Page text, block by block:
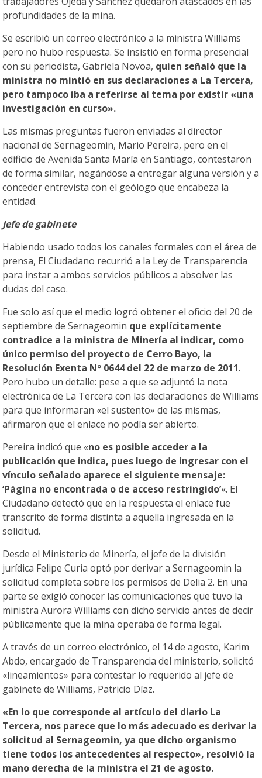
profundidades de la mina.
Se escribió un correo electrónico a la ministra Williams
pero no hubo respuesta. Se insistió en forma presencial
con su periodista, Gabriela Novoa, quien señaló que la
ministra no mintió en sus declaraciones a La Tercera,
pero tampoco iba a referirse al tema por existir «una
investigación en curso».
Las mismas preguntas fueron enviadas al director
nacional de Sernageomin, Mario Pereira, pero en el
edificio de Avenida Santa María en Santiago, contestaron
de forma similar, negándose a entregar alguna versión y a
conceder entrevista con el geólogo que encabeza la
entidad.
Jefe de gabinete
Habiendo usado todos los canales formales con el área de
prensa, El Ciudadano recurrió a la Ley de Transparencia
para instar a ambos servicios públicos a absolver las
dudas del caso.
Fue solo así que el medio logró obtener el oficio del 20 de
septiembre de Sernageomin que explícitamente
contradice a la ministra de Minería al indicar, como
único permiso del proyecto de Cerro Bayo, la
Resolución Exenta Nº 0644 del 22 de marzo de 2011.
Pero hubo un detalle: pese a que se adjuntó la nota
electrónica de La Tercera con las declaraciones de Williams
para que informaran «el sustento» de las mismas,
afirmaron que el enlace no podía ser abierto.
Pereira indicó que «no es posible acceder a la
publicación que indica, pues luego de ingresar con el
vínculo señalado aparece el siguiente mensaje:
‘Página no encontrada o de acceso restringido’«. El
Ciudadano detectó que en la respuesta el enlace fue
transcrito de forma distinta a aquella ingresada en la
solicitud.
Desde el Ministerio de Minería, el jefe de la división
jurídica Felipe Curia optó por derivar a Sernageomin la
solicitud completa sobre los permisos de Delia 2. En una
parte se exigió conocer las comunicaciones que tuvo la
ministra Aurora Williams con dicho servicio antes de decir
públicamente que la mina operaba de forma legal.
A través de un correo electrónico, el 14 de agosto, Karim
Abdo, encargado de Transparencia del ministerio, solicitó
«lineamientos» para contestar lo requerido al jefe de
gabinete de Williams, Patricio Díaz.
«En lo que corresponde al artículo del diario La
Tercera, nos parece que lo más adecuado es derivar la
solicitud al Sernageomin, ya que dicho organismo
tiene todos los antecedentes al respecto», resolvió la
mano derecha de la ministra el 21 de agosto.